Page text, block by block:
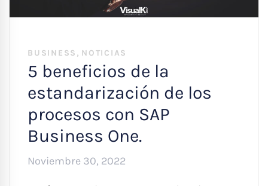
BUSINESS , NOTICIAS
5 beneficios de la
estandarización de los
procesos con SAP
Business One.
Noviembre 30, 2022